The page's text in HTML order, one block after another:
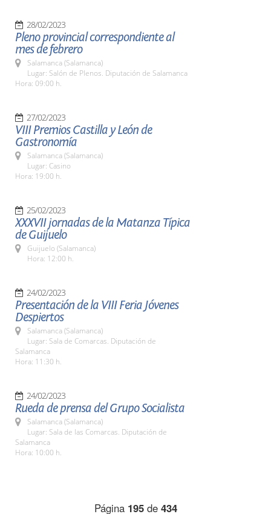
28/02/2023
Pleno provincial correspondiente al
mes de febrero
Salamanca (Salamanca)
Lugar: Salón de Plenos. Diputación de Salamanca
Hora: 09:00 h.
27/02/2023
VIII Premios Castilla y León de
Gastronomía
Salamanca (Salamanca)
Lugar: Casino
Hora: 19:00 h.
25/02/2023
XXXVII jornadas de la Matanza Típica
de Guijuelo
Guijuelo (Salamanca)
Hora: 12:00 h.
24/02/2023
Presentación de la VIII Feria Jóvenes
Despiertos
Salamanca (Salamanca)
Lugar: Sala de Comarcas. Diputación de
Salamanca
Hora: 11:30 h.
24/02/2023
Rueda de prensa del Grupo Socialista
Salamanca (Salamanca)
Lugar: Sala de las Comarcas. Diputación de
Salamanca
Hora: 10:00 h.
Página 195de 434